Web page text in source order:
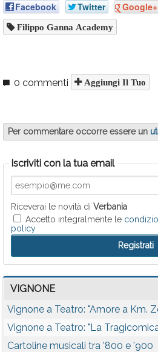
Facebook Twitter Google+
Filippo Ganna Academy
0 commenti Aggiungi Il Tuo
Per commentare occorre essere un
Iscriviti con la tua email
Riceverai le novità di Verbania
Accetto integralmente le
policy
VIGNONE
Vignone a Teatro: "Amore a Km.
Vignone a Teatro: "La
Cartoline musicali tra '800 e '900